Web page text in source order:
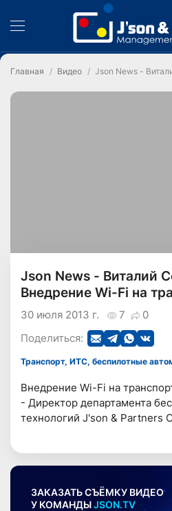
Главная Видео Json News -
Json News - Виталий
Внедрение Wi-Fi на
7 0
30 июля 2013 г.
Поделиться:
Транспорт, ИТС, беспилотные
Внедрение Wi-Fi на
- Директор департамента
технологий J'son & Partners
ЗАКАЗАТЬ СЪЁМКУ ВИДЕО
У КОМАНДЫJSON.TV